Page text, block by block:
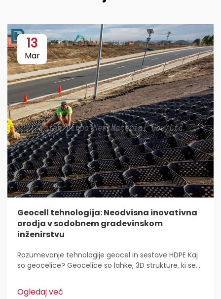
13
Mar
Geocell tehnologija: Neodvisna inovativna
orodja v sodobnem građevinskom
inženirstvu
Razumevanje tehnologije geocel in sestave HDPE Kaj
so geocelice? Geocelice so lahke, 3D strukture, ki se
gradbeništvu. Inženirji civilne zaščite jih imajo radi,
ker...
Ogledaj več